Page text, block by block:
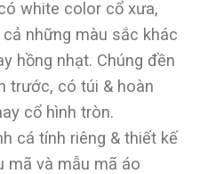
white color cổ xưa,
những màu sắc khác
hồng nhạt. Chúng đền
trước, có túi & hoàn
cổ hình tròn.
cá tính riêng & thiết kế
mã và mẫu mã áo